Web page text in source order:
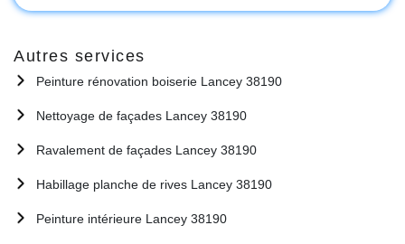
Autres services
Peinture rénovation boiserie Lancey 38190
Nettoyage de façades Lancey 38190
Ravalement de façades Lancey 38190
Habillage planche de rives Lancey 38190
Peinture intérieure Lancey 38190